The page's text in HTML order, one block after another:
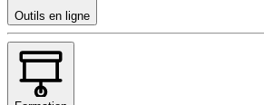
Outils en ligne